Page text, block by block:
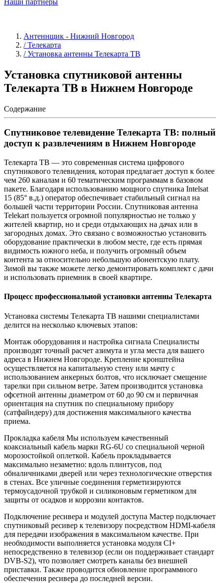
Антеннщик - Нижний Новгород
/ Телекарта
/ Установка антенны Телекарта ТВ
Установка спутниковой антенны
Телекарта ТВ в Нижнем Новгороде
Содержание
Спутниковое телевидение Телекарта ТВ: полный
доступ к развлечениям в Нижнем Новгороде
Телекарта ТВ — это современная система цифрового
спутникового телевидения, которая предлагает доступ к более
чем 260 каналам и 60 тематическим программам в базовом
пакете. Благодаря использованию мощного спутника Intelsat
15 (85° в.д.) оператор обеспечивает стабильный сигнал на
большей части территории России. Спутниковая антенна
Telekart пользуется огромной популярностью не только у
жителей квартир, но и среди отдыхающих на дачах или в
загородных домах. Это связано с возможностью установить
оборудование практически в любом месте, где есть прямая
видимость южного неба, и получить огромный объем
контента за относительно небольшую абонентскую плату.
Зимой вы также можете легко демонтировать комплект с дачи
и использовать приемник в своей квартире.
Процесс профессиональной установки антенны Телекарта
Установка системы Телекарта ТВ нашими специалистами
делится на несколько ключевых этапов:
Монтаж оборудования и настройка сигнала Специалисты
производят точный расчет азимута и угла места для вашего
адреса в Нижнем Новгороде. Крепление кронштейна
осуществляется на капитальную стену или мачту с
использованием анкерных болтов, что исключает смещение
тарелки при сильном ветре. Затем производится установка
офсетной антенны диаметром от 60 до 90 см и первичная
ориентация на спутник по специальному прибору
(сатфайндеру) для достижения максимального качества
приема.
Прокладка кабеля Мы используем качественный
коаксиальный кабель марки RG-6U со специальной черной
морозостойкой оплеткой. Кабель прокладывается
максимально незаметно: вдоль плинтусов, под
обналичниками дверей или через технологические отверстия
в стенах. Все уличные соединения герметизируются
термоусадочной трубкой и силиконовым герметиком для
защиты от осадков и коррозии контактов.
Подключение ресивера и модулей доступа Мастер подключает
спутниковый ресивер к телевизору посредством HDMI-кабеля
для передачи изображения в максимальном качестве. При
необходимости выполняется установка модуля CI+
непосредственно в телевизор (если он поддерживает стандарт
DVB-S2), что позволяет смотреть каналы без внешней
приставки. Также проводится обновление программного
обеспечения ресивера до последней версии.